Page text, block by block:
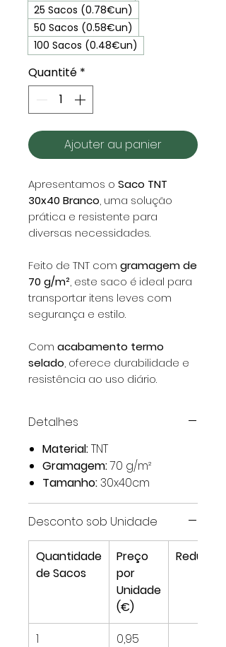
25 Sacos (0.78€un)
50 Sacos (0.58€un)
100 Sacos (0.48€un)
Quantité *
Ajouter au panier
Apresentamos o Saco TNT
30x40 Branco, uma solução
prática e resistente para
diversas necessidades.
Feito de TNT com gramagem de
70 g/m², este saco é ideal para
transportar itens leves com
segurança e estilo.
Com acabamento termo
selado, oferece durabilidade e
resistência ao uso diário.
Detalhes
Material:TNT
Gramagem:70 g/m²
Tamanho:30x40cm
Desconto sob Unidade
Quantidade
de Sacos
Preço
por
Unidade
(€)
Redução*
1 0,95